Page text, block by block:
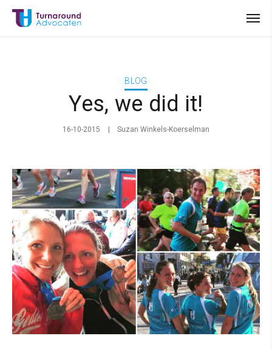
BLOG
Yes, we did it!
16-10-2015 Suzan Winkels-Koerselman